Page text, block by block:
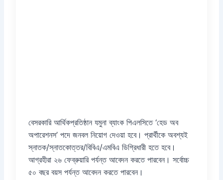
বেসরকারি আর্থিকপ্রতিষ্ঠান যমুনা ব্যাংক পিএলসিতে ‘হেড অব
অপারেশনস’ পদে জনবল নিয়োগ দেওয়া হবে। প্রার্থীকে অবশ্যই
স্নাতক/স্নাতকোত্তর/বিবিএ/এমবিএ ডিগ্রিধারী হতে হবে।
আগ্রহীরা ২৬ ফেব্রুয়ারি পর্যন্ত আবেদন করতে পারবেন। সর্বোচ্চ
৫০ বছর বয়স পর্যন্ত আবেদন করতে পারবেন।